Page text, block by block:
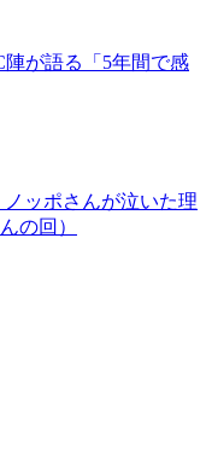
陣が語る「5年間で感
ッポさんが泣いた理
の回）